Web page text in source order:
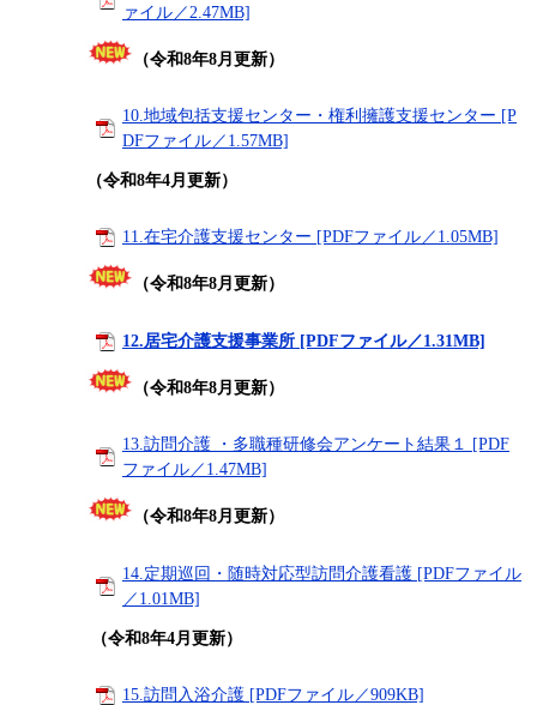
ァイル／2.47MB]
（令和8年8月更新）
10.地域包括支援センター・権利擁護支援センター [P
DFファイル／1.57MB]
（令和8年4月更新）
11.在宅介護支援センター [PDFファイル／1.05MB]
（令和8年8月更新）
12.居宅介護支援事業所 [PDFファイル／1.31MB]
（令和8年8月更新）
13.訪問介護 ・多職種研修会アンケート結果１ [PDF
ファイル／1.47MB]
（令和8年8月更新）
14.定期巡回・随時対応型訪問介護看護 [PDFファイル
／1.01MB]
（令和8年4月更新）
15.訪問入浴介護 [PDFファイル／909KB]